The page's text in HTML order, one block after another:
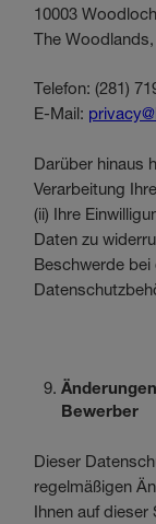
10003
The
Telefon: (281)
E-Mail:
Darüber hinaus
Verarbeitung
(ii) Ihre
Daten zu
Beschwerde
Bewerber
Dieser
regelmäßigen
Ihnen auf